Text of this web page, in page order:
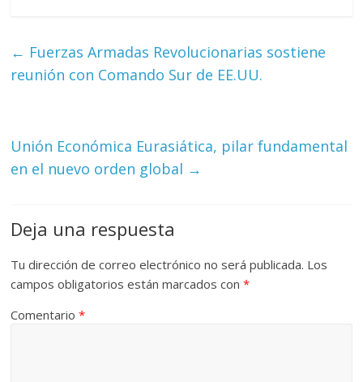
← Fuerzas Armadas Revolucionarias sostiene
reunión con Comando Sur de EE.UU.
Unión Económica Eurasiática, pilar fundamental
en el nuevo orden global →
Deja una respuesta
Tu dirección de correo electrónico no será publicada. Los
campos obligatorios están marcados con*
Comentario*